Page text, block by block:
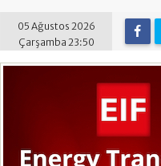
05 Ağustos 2026
Çarşamba 23:50